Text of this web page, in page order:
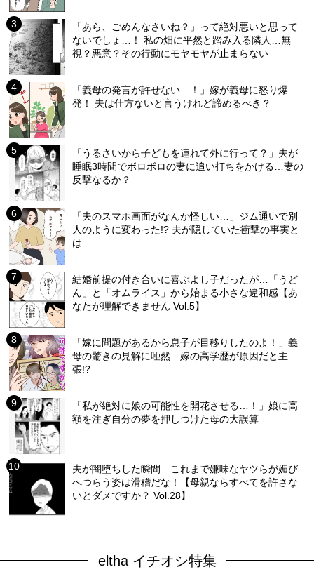
「あら、ごめんなさいね？」って絶対悪いと思って
ないでしょ…！ 私の畑に平然と踏み入る隣人…無
視？悪意？その行動にモヤモヤが止まらない
「義母の発言が許せない…！」嫁が義母に怒り爆
発！ 夫は仕方ないと言うけれど諦めるべき？
「うるさいから子どもを連れて外に行って？」夫が
睡眠3時間でボロボロの妻に追い打ちをかける…妻の
反撃なるか？
「夫のスマホ画面がなんか怪しい…」ジム通いで別
人のように変わった!? 夫が隠していた衝撃の事実と
は
結婚前提の付き合いに喜ぶよし子だったが…「うど
ん」と「オムライス」から始まる小さな違和感【あ
なたが理解できません Vol.5】
「嫁に問題があるから息子が目移りしたのよ！」義
母の驚きの見解に唖然…嫁の高学歴が原因だと主
張!?
「私が絶対に娘の可能性を開花させる…！」娘に高
額を注ぎ自分の夢を押しつけた母の大誤算
夫が闇堕ちした瞬間…これまで嫌味なヤツらが媚び
へつらう姿は滑稽だな！【母親ならすべてを許さな
いとダメですか？ Vol.28】
eltha イチオシ特集